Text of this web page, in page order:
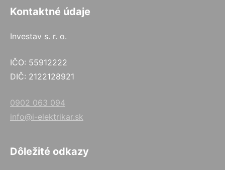
Kontaktné údaje
Investav s. r. o.
IČO: 55912222
DIČ: 2122128921
0902 063 094
info@i-elektrikar.sk
Dôležité odkazy